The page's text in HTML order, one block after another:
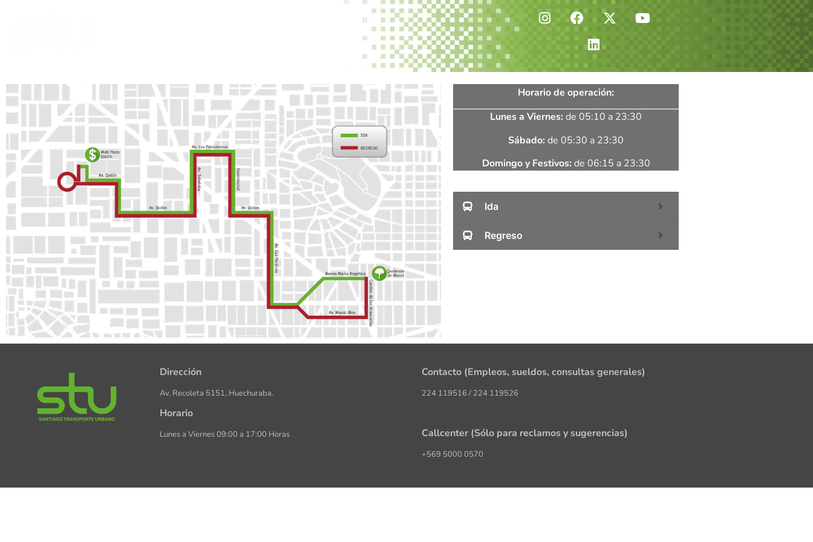
Trabaja con nosotros
Horario de operación:
Lunes a Viernes: de 05:10 a 23:30
Sábado: de 05:30 a 23:30
Domingo y Festivos: de 06:15 a 23:30
Ida
Regreso
Dirección
Av. Recoleta 5151, Huechuraba.
Horario
Lunes a Viernes 09:00 a 17:00 Horas
Contacto (Empleos, sueldos, consultas generales)
224 119516 / 224 119526
Callcenter (Sólo para reclamos y sugerencias)
+569 5000 0570